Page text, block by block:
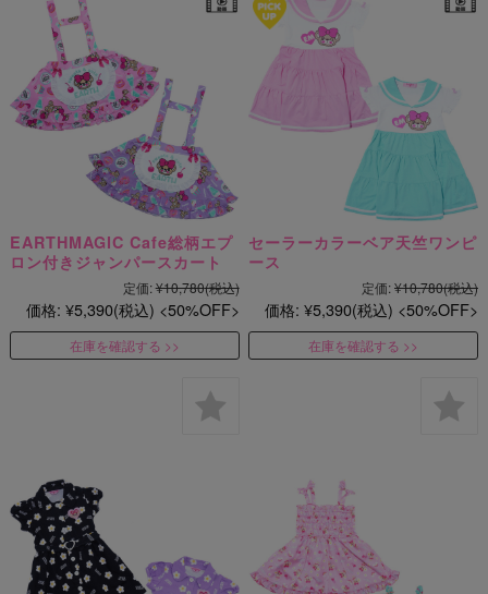
EARTHMAGIC Cafe総柄エプ
ロン付きジャンパースカート
定価:¥10,780(税込)
価格: ¥5,390(税込) 50%OFF
在庫を確認する
セーラーカラーベア天竺ワンピ
ース
定価:¥10,780(税込)
価格: ¥5,390(税込) 50%OFF
在庫を確認する